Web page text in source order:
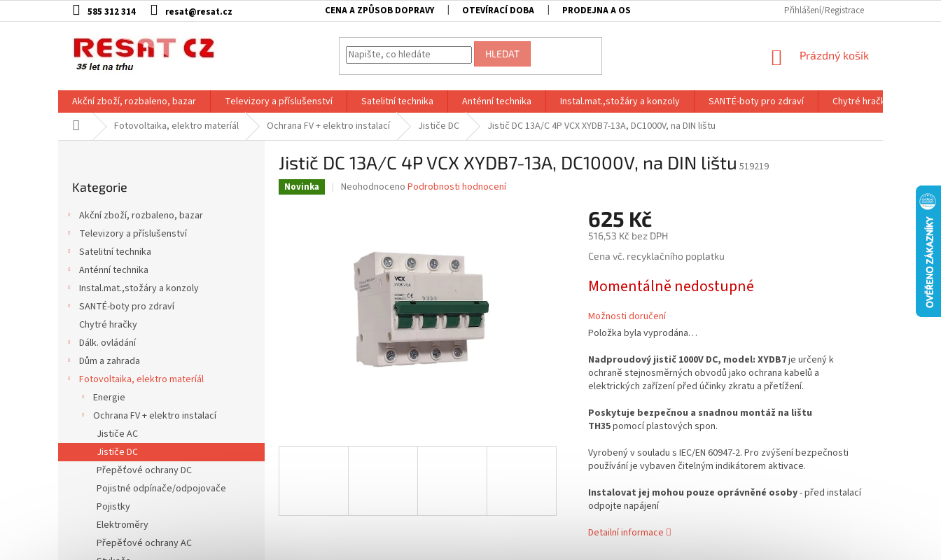
na
585 312 314 resat@resat.cz CENA A ZPŮSOB DOPRAVY OTEVÍRACÍ DOBA PRODEJNA A OSOBNÍ ODBĚR ZBOŽÍ SLEDOVÁNÍ ZÁSILKY SLUŽBY A VÝHODY
Přihlášení/Registrace
HLEDAT
NÁKUPNÍ
Prázdný košík
Akční zboží, rozbaleno, bazar Televizory a příslušenství Satelitní technika Anténní technika Instal.mat.,stožáry a konzoly SANTÉ-boty pro zdraví Chytré hračky
Domů Fotovoltaika, elektro materíál Ochrana FV + elektro instalací Jističe DC Jistič DC 13A/C 4P VCX XYDB7-13A, DC1000V, na DIN lištu
kategorie
Kategorie
Akční zboží, rozbaleno, bazar
Televizory a příslušenství
Satelitní technika
Anténní technika
Instal.mat.,stožáry a konzoly
SANTÉ-boty pro zdraví
Chytré hračky
Dálk. ovládání
Dům a zahrada
Fotovoltaika, elektro materíál
Energie
Ochrana FV + elektro instalací
Jističe AC
Jističe DC
Přepěťové ochrany DC
Pojistné odpínače/odpojovače
Pojistky
Elektroměry
Přepěťové ochrany AC
Jistič DC 13A/C 4P VCX XYDB7-13A, DC1000V, na DIN lištu 519219
Novinka
Průměrné
hvězdiček.
Neohodnoceno Podrobnosti hodnocení
625 Kč
516,53 Kč bez DPH
Měrná
Cena vč. recyklačního poplatku
Momentálně nedostupné
Možnosti doručení
Položka byla vyprodána…
Nadproudový jistič 1000V DC, model: XYDB7je určený k
ochraně stejnosměrných obvodů jako ochrana kabelů a
elektrických zařízení před účinky zkratu a přetížení.
Poskytuje bezpečnou a snadnou montáž na lištu
TH35pomocí plastových spon.
Vyrobený v souladu s IEC/EN 60947-2. Pro zvýšení bezpečnosti
používání je vybaven čitelným indikátorem aktivace.
Instalovat jej mohou pouze oprávněné osoby- před instalací
odpojte napájení
Detailní informace